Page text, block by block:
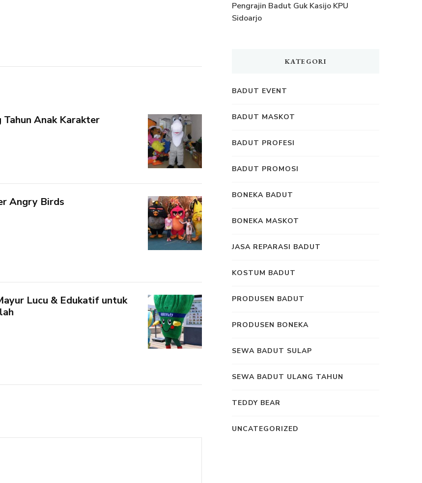
Anak Karakter
Angry Birds
Lucu & Edukatif untuk
Pengrajin Badut Guk Kasijo KPU
Sidoarjo
KATEGORI
BADUT EVENT
BADUT MASKOT
BADUT PROFESI
BADUT PROMOSI
BONEKA BADUT
BONEKA MASKOT
JASA REPARASI BADUT
KOSTUM BADUT
PRODUSEN BADUT
PRODUSEN BONEKA
SEWA BADUT SULAP
SEWA BADUT ULANG TAHUN
TEDDY BEAR
UNCATEGORIZED